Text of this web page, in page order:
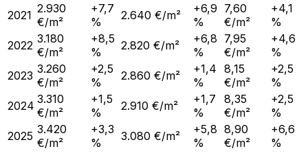
2021 2.930
€/m²
+7,7
%
2.640 €/m²
+6,9
%
7,60
€/m²
+4,1
%
2022 3.180
€/m²
+8,5
%
2.820 €/m²
+6,8
%
7,95
€/m²
+4,6
%
2023 3.260
€/m²
+2,5
%
2.860 €/m²
+1,4
%
8,15
€/m²
+2,5
%
2024 3.310
€/m²
+1,5
%
2.910 €/m²
+1,7
%
8,35
€/m²
+2,5
%
2025 3.420
€/m²
+3,3
%
3.080 €/m²
+5,8
%
8,90
€/m²
+6,6
%